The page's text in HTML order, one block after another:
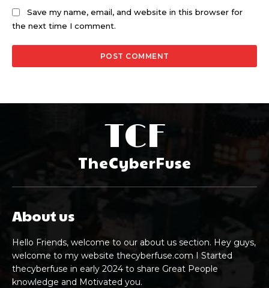
Save my name, email, and website in this browser for
the next time I comment.
TCF
TheCyberFuse
About us
Hello Friends, welcome to our about us section. Hey guys,
welcome to my website thecyberfuse.com I Started
thecyberfuse in early 2024 to share Great People
knowledge and Motivated you.